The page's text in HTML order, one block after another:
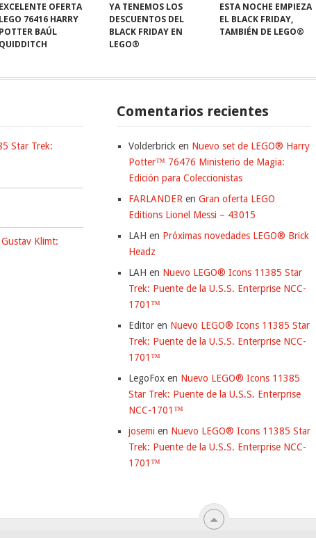
EXCELENTE OFERTA
LEGO 76416 HARRY
POTTER BAÚL
QUIDDITCH
YA TENEMOS LOS
DESCUENTOS DEL
BLACK FRIDAY EN
LEGO®
ESTA NOCHE EMPIEZA
EL BLACK FRIDAY,
TAMBIÉN DE LEGO®
Star Trek:
Klimt:
Comentarios recientes
Volderbrick en Nuevo set de LEGO® Harry
Potter™ 76476 Ministerio de Magia:
Edición para Coleccionistas
FARLANDER en Gran oferta LEGO
Editions Lionel Messi – 43015
LAH en Próximas novedades LEGO® Brick
Headz
LAH en Nuevo LEGO® Icons 11385 Star
Trek: Puente de la U.S.S. Enterprise NCC-
1701™
Editoren Nuevo LEGO® Icons 11385 Star
Trek: Puente de la U.S.S. Enterprise NCC-
1701™
LegoFoxen Nuevo LEGO® Icons 11385
Star Trek: Puente de la U.S.S. Enterprise
NCC-1701™
josemi en Nuevo LEGO® Icons 11385 Star
Trek: Puente de la U.S.S. Enterprise NCC-
1701™